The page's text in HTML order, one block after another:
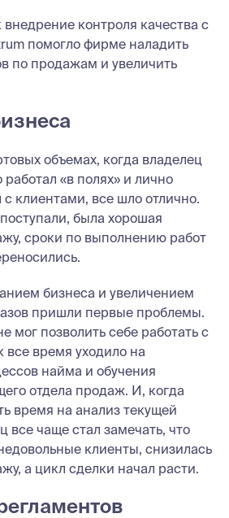
контроля качества с
помогло фирме наладить
по продажам и увеличить
объемах, когда владелец
«в полях» и лично
с клиентами, все шло отлично.
была хорошая
сроки по выполнению работ
бизнеса и увеличением
пришли первые проблемы.
мог позволить себе работать с
все время уходило на
найма и обучения
отдела продаж. И, когда
время на анализ текущей
все чаще стал замечать, что
клиенты, снизилась
а цикл сделки начал расти.